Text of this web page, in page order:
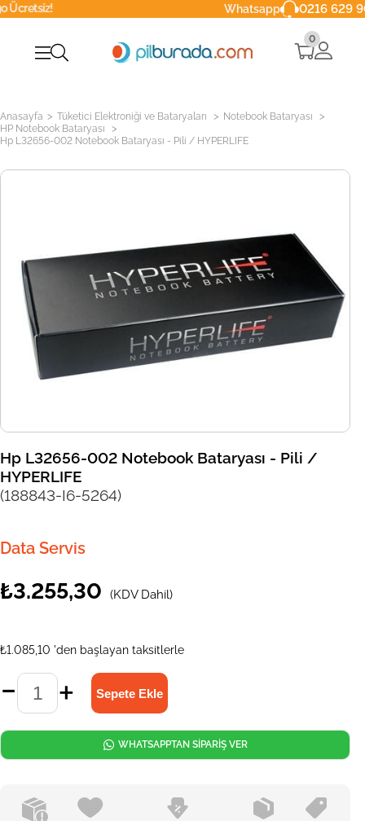
Whatsapp 0216 629 90 40
0
Anasayfa > Tüketici Elektroniği ve Bataryaları > Notebook Bataryası >
HP Notebook Bataryası >
Hp L32656-002 Notebook Bataryası - Pili / HYPERLIFE
Hp L32656-002 Notebook Bataryası - Pili /
HYPERLIFE
(188843-I6-5264)
Data Servis
₺3.255,30 (KDV Dahil)
₺1.085,10 'den başlayan taksitlerle
WHATSAPPTAN SİPARİŞ VER